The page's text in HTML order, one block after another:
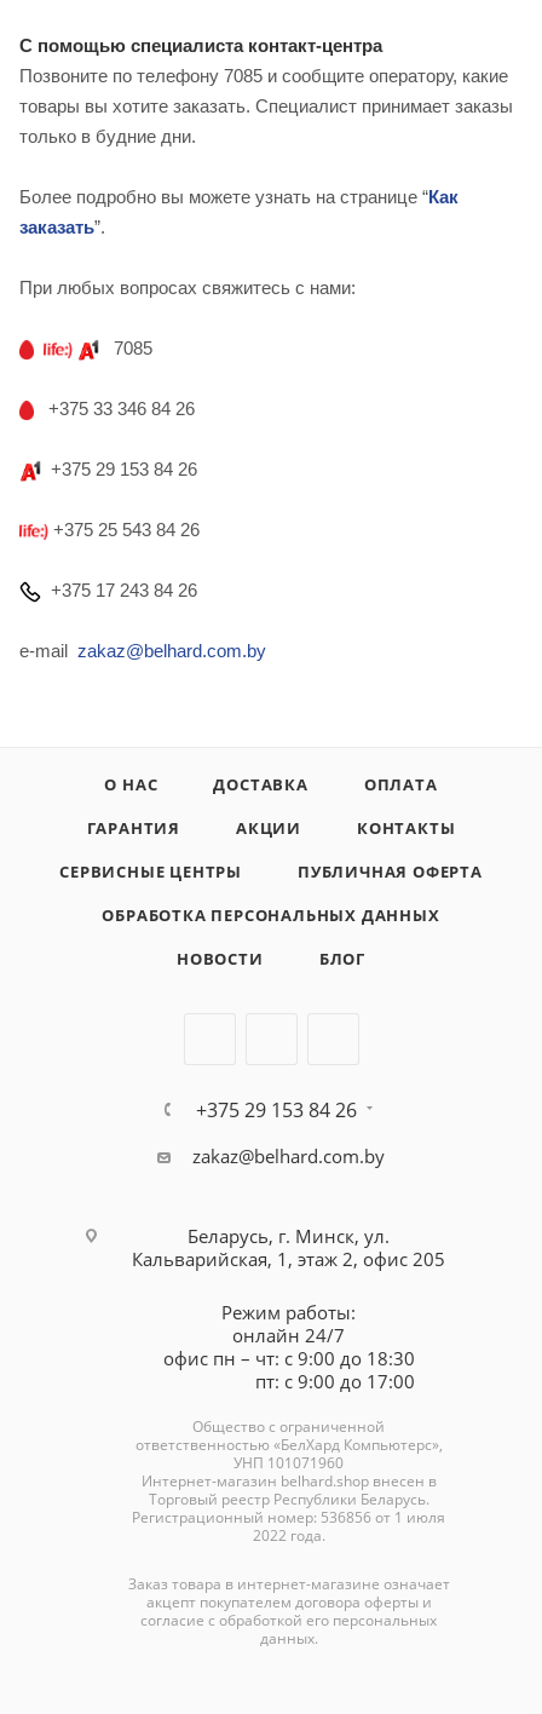
С помощью специалиста контакт-центра
Позвоните по телефону 7085 и сообщите оператору, какие
товары вы хотите заказать. Специалист принимает заказы
только в будние дни.
Более подробно вы можете узнать на странице “Как
заказать”.
При любых вопросах свяжитесь с нами:
7085
+375 33 346 84 26
+375 29 153 84 26
+375 25 543 84 26
+375 17 243 84 26
e-mail zakaz@belhard.com.by
О НАС ДОСТАВКА
ОПЛАТА
ГАРАНТИЯ
АКЦИИ
КОНТАКТЫ
СЕРВИСНЫЕ ЦЕНТРЫ
ПУБЛИЧНАЯ ОФЕРТА
ОБРАБОТКА ПЕРСОНАЛЬНЫХ ДАННЫХ
НОВОСТИ
БЛОГ
+375 29 153 84 26
zakaz@belhard.com.by
Беларусь, г. Минск, ул.
Кальварийская, 1, этаж 2, офис 205
Режим работы:
онлайн 24/7
офис пн – чт: с 9:00 до 18:30
пт: с 9:00 до 17:00
Общество с ограниченной
ответственностью «БелХард Компьютерс»,
УНП 101071960
Интернет-магазин belhard.shopвнесен в
Торговый реестр Республики Беларусь.
Регистрационный номер: 536856 от 1 июля
2022 года.
Заказ товара в интернет-магазине означает
акцепт покупателем договора оферты и
согласие с обработкой его персональных
данных.